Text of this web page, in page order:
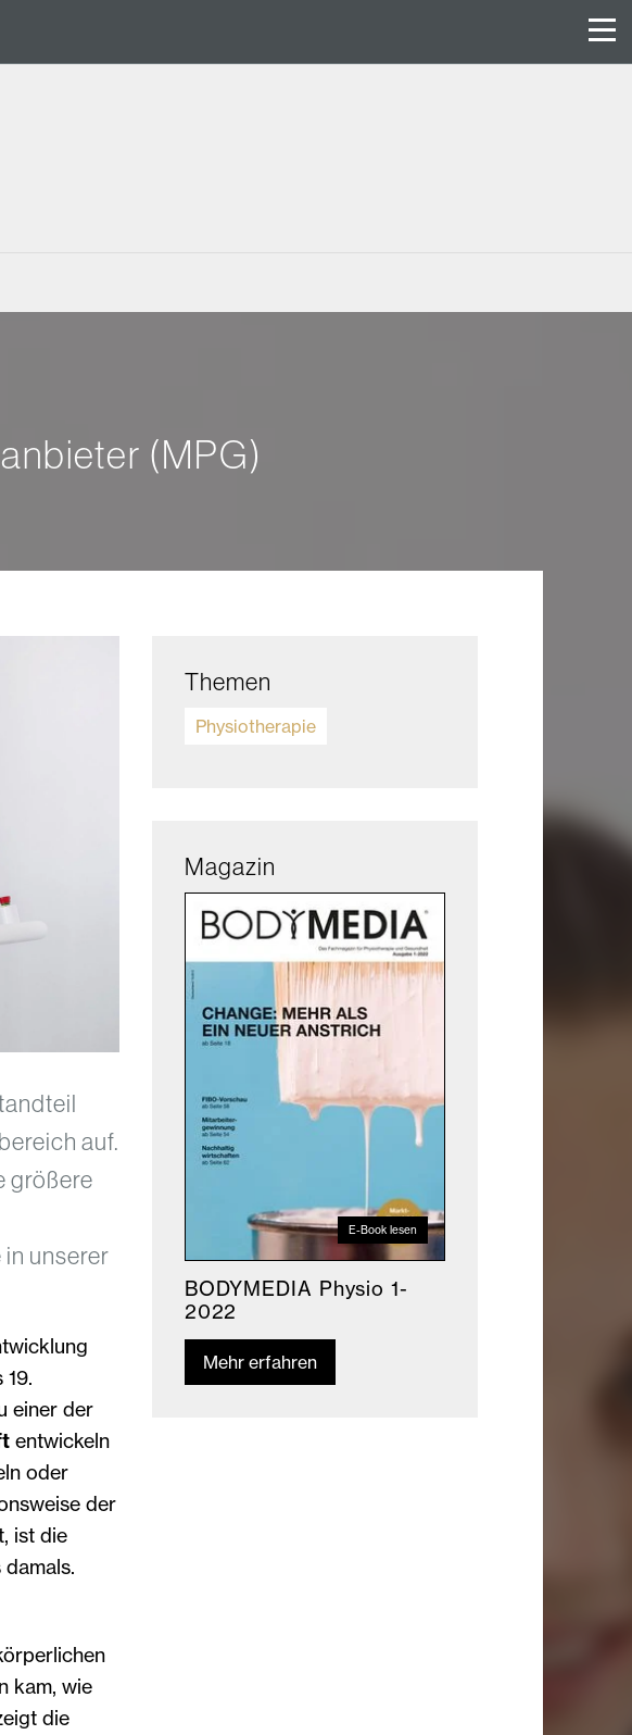
(MPG)
auf.
größere
unserer
einer der
entwickeln
oder
der
ist die
kam, wie
die
Themen
Physiotherapie
Magazin
E-Book lesen
BODYMEDIA Physio 1-
2022
Mehr erfahren